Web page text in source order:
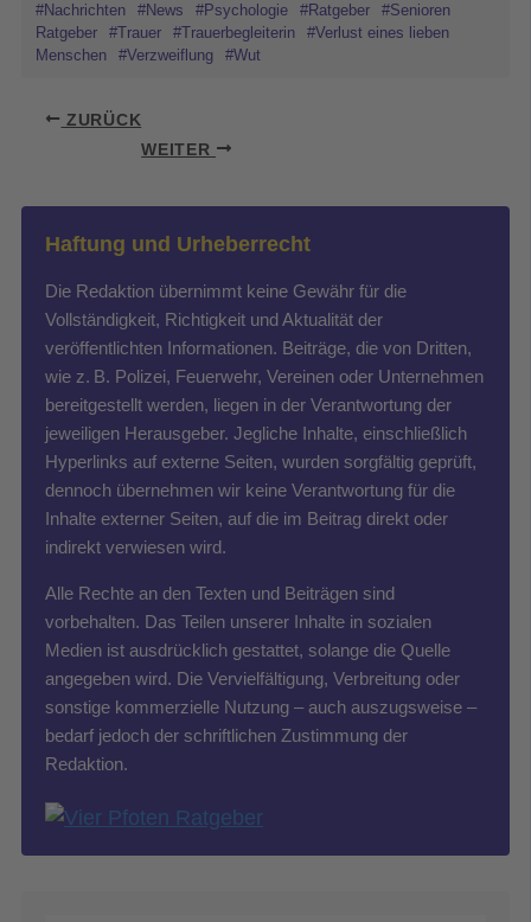
#Nachrichten
#News #Psychologie #Ratgeber
#Senioren
Ratgeber
#Trauer #Trauerbegleiterin
#Verlust eines lieben
Menschen
#Verzweiflung #Wut
ZURÜCK
WEITER
Haftung und Urheberrecht
Die Redaktion übernimmt keine Gewähr für die
Vollständigkeit, Richtigkeit und Aktualität der
veröffentlichten Informationen. Beiträge, die von Dritten,
wie z. B. Polizei, Feuerwehr, Vereinen oder Unternehmen
bereitgestellt werden, liegen in der Verantwortung der
jeweiligen Herausgeber. Jegliche Inhalte, einschließlich
Hyperlinks auf externe Seiten, wurden sorgfältig geprüft,
dennoch übernehmen wir keine Verantwortung für die
Inhalte externer Seiten, auf die im Beitrag direkt oder
indirekt verwiesen wird.
Alle Rechte an den Texten und Beiträgen sind
vorbehalten. Das Teilen unserer Inhalte in sozialen
Medien ist ausdrücklich gestattet, solange die Quelle
angegeben wird. Die Vervielfältigung, Verbreitung oder
sonstige kommerzielle Nutzung – auch auszugsweise –
bedarf jedoch der schriftlichen Zustimmung der
Redaktion.